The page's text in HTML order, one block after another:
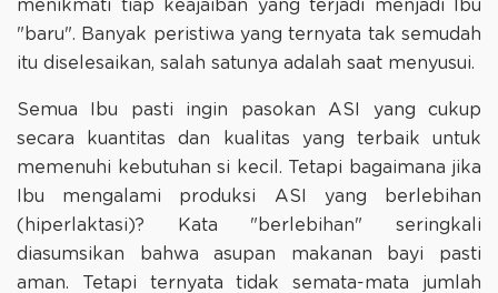
menikmati tiap keajaiban yang terjadi menjadi Ibu
"baru". Banyak peristiwa yang ternyata tak semudah
itu diselesaikan, salah satunya adalah saat menyusui.
Semua Ibu pasti ingin pasokan ASI yang cukup
secara kuantitas dan kualitas yang terbaik untuk
memenuhi kebutuhan si kecil. Tetapi bagaimana jika
Ibu mengalami produksi ASI yang berlebihan
(hiperlaktasi)? Kata "berlebihan" seringkali
diasumsikan bahwa asupan makanan bayi pasti
aman. Tetapi ternyata tidak semata-mata jumlah